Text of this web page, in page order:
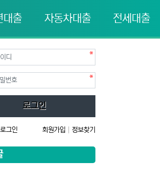
대출 자동차대출 전세대출
수
로그인
그인 회원가입 정보찾기